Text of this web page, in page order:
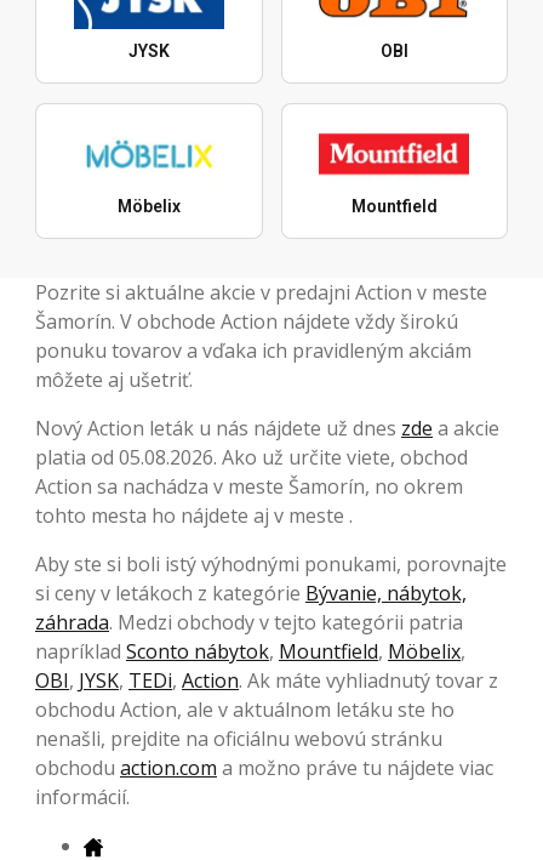
JYSK OBI
Möbelix Mountfield
Pozrite si aktuálne akcie v predajni Action v meste
Šamorín. V obchode Action nájdete vždy širokú
ponuku tovarov a vďaka ich pravidleným akciám
môžete aj ušetriť.
Nový Action leták u nás nájdete už dnes zde a akcie
platia od 05.08.2026. Ako už určite viete, obchod
Action sa nachádza v meste Šamorín, no okrem
tohto mesta ho nájdete aj v meste .
Aby ste si boli istý výhodnými ponukami, porovnajte
si ceny v letákoch z kategórie Bývanie, nábytok,
záhrada. Medzi obchody v tejto kategórii patria
napríklad Sconto nábytok, Mountfield, Möbelix,
OBI, JYSK, TEDi, Action. Ak máte vyhliadnutý tovar z
obchodu Action, ale v aktuálnom letáku ste ho
nenašli, prejdite na oficiálnu webovú stránku
obchodu action.com a možno práve tu nájdete viac
informácií.